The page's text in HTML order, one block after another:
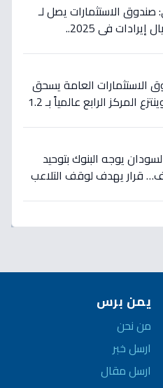
صندوق الاستثمارات يصل لـ
449 مليار ريال إيرادات في 2025..
الاستثمارات العامة يسحق
المنافسة وينتزع المركز الرابع عالمياً بـ 1.2
يوجه البنوك بتوحيد
قرار يهدف لوقف التلاعب
يمن برس
من نحن
ارسل خبر
ارسل مقال